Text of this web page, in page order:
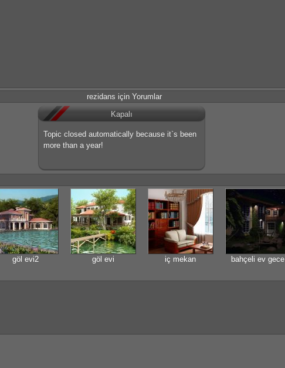
rezidans için Yorumlar
Kapalı
Topic closed automatically because it`s been
more than a year!
göl evi2 göl evi iç mekan bahçeli ev gece